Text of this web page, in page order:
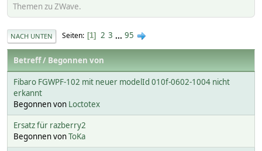
Themen zu ZWave.
NACH UNTEN Seiten 1 2 3 ... 95
Betreff/ Begonnen von
Fibaro FGWPF-102 mit neuer modelId 010f-0602-1004 nicht
erkannt
Begonnen von Loctotex
Ersatz für razberry2
Begonnen vonToKa